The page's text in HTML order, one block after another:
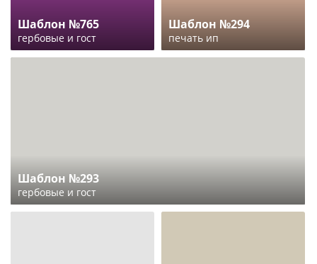
Шаблон №765
гербовые и гост
Шаблон №294
печать ип
Шаблон №293
гербовые и гост